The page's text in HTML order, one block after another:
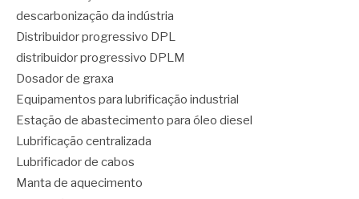
descarbonização da indústria
Distribuidor progressivo DPL
distribuidor progressivo DPLM
Dosador de graxa
Equipamentos para lubrificação industrial
Estação de abastecimento para óleo diesel
Lubrificação centralizada
Lubrificador de cabos
Manta de aquecimento